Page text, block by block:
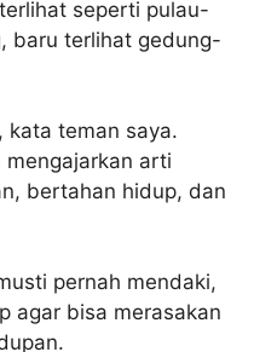
seperti pulau-
baru terlihat gedung-
kata teman saya.
arti
bertahan hidup, dan
pernah mendaki,
agar bisa merasakan